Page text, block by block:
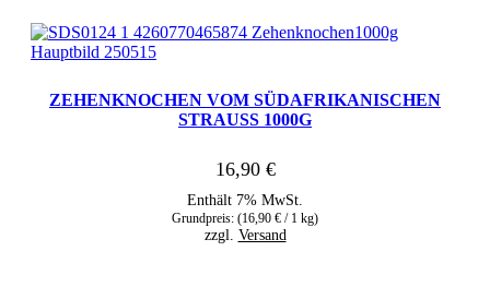
ZEHENKNOCHEN VOM SÜDAFRIKANISCHEN
STRAUSS 1000G
16,90 €
Enthält 7% MwSt.
Grundpreis: (16,90 € / 1 kg)
zzgl. Versand